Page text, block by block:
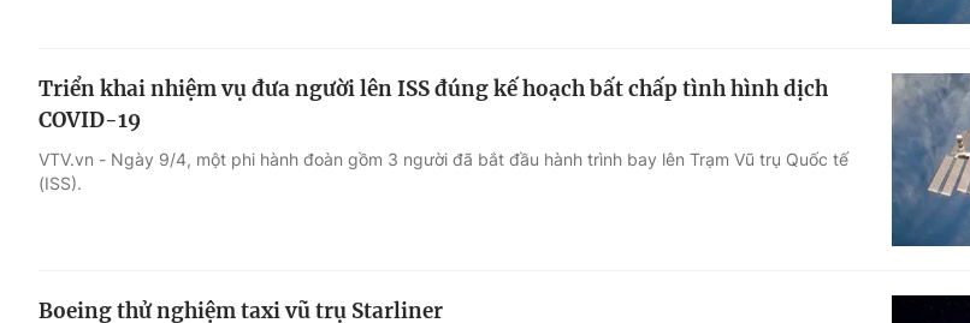
Triển khai nhiệm vụ đưa người lên ISS đúng kế hoạch bất chấp tình hình dịch
COVID-19
VTV.vn - Ngày 9/4, một phi hành đoàn gồm 3 người đã bắt đầu hành trình bay lên Trạm Vũ trụ Quốc tế
(ISS).
Boeing thử nghiệm taxi vũ trụ Starliner